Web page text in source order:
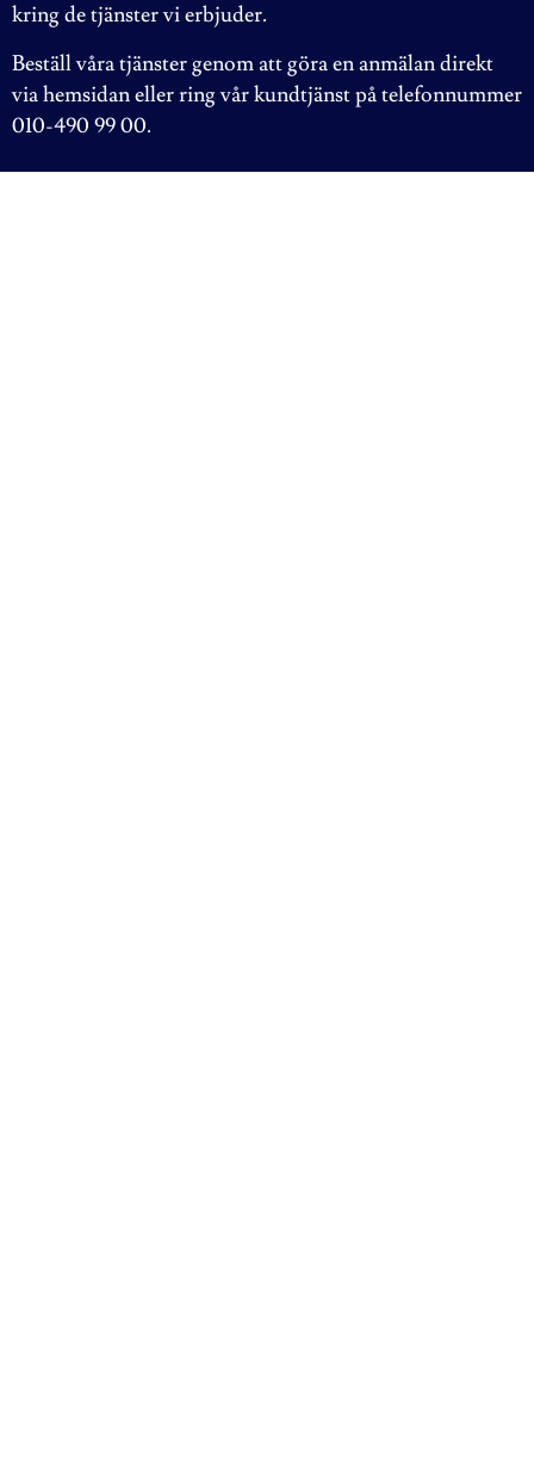
kring de tjänster vi erbjuder.
Beställ våra tjänster genom att göra en anmälan direkt
via hemsidan eller ring vår kundtjänst på telefonnummer
010-490 99 00.